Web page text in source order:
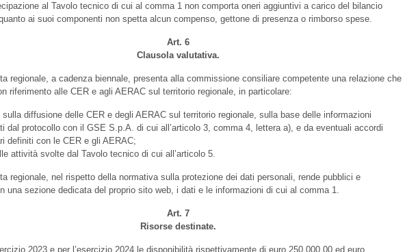
al Tavolo tecnico di cui al comma 1 non comporta oneri aggiuntivi a carico del bilancio
ai suoi componenti non spetta alcun compenso, gettone di presenza o rimborso spese.
Art. 6
Clausola valutativa.
regionale, a cadenza biennale, presenta alla commissione consiliare competente una relazione che
riferimento alle CER e agli AERAC sul territorio regionale, in particolare:
sulla diffusione delle CER e degli AERAC sul territorio regionale, sulla base delle informazioni
dal protocollo con il GSE S.p.A. di cui all’articolo 3, comma 4, lettera a), e da eventuali accordi
definiti con le CER e gli AERAC;
attività svolte dal Tavolo tecnico di cui all’articolo 5.
regionale, nel rispetto della normativa sulla protezione dei dati personali, rende pubblici e
una sezione dedicata del proprio sito web, i dati e le informazioni di cui al comma 1.
Art. 7
Risorse destinate.
2023 e per l’esercizio 2024 le disponibilità rispettivamente di euro 250.000,00 ed euro